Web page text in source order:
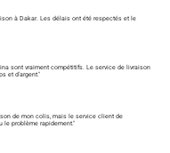
à Dakar. Les délais ont été respectés et le
sont vraiment compétitifs. Le service de livraison
et d'argent."
de mon colis, mais le service client de
le problème rapidement."